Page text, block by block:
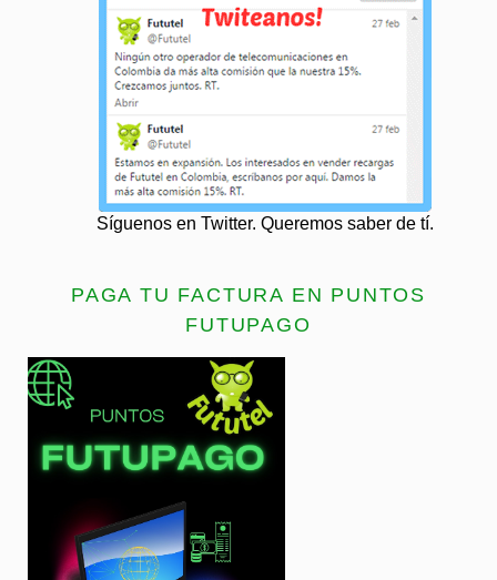
Síguenos en Twitter. Queremos saber de tí.
PAGA TU FACTURA EN PUNTOS
FUTUPAGO